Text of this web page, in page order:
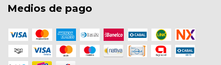
Medios de pago